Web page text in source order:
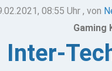
08:55 Uhr , von
Gaming
Inter-